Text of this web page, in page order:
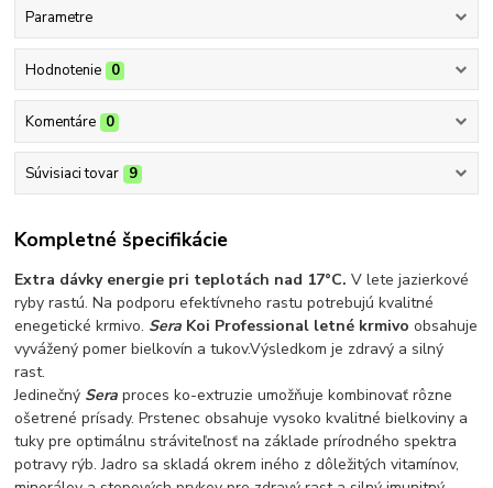
Parametre
Hodnotenie 0
Komentáre 0
Súvisiaci tovar 9
Kompletné špecifikácie
Extra dávky energie pri teplotách nad 17°C.V lete jazierkové
ryby rastú. Na podporu efektívneho rastu potrebujú kvalitné
enegetické krmivo. Sera Koi Professional letné krmivo obsahuje
vyvážený pomer bielkovín a tukov.Výsledkom je zdravý a silný
rast.
Jedinečný Sera proces ko-extruzie umožňuje kombinovať rôzne
ošetrené prísady. Prstenec obsahuje vysoko kvalitné bielkoviny a
tuky pre optimálnu stráviteľnosť na základe prírodného spektra
potravy rýb. Jadro sa skladá okrem iného z dôležitých vitamínov,